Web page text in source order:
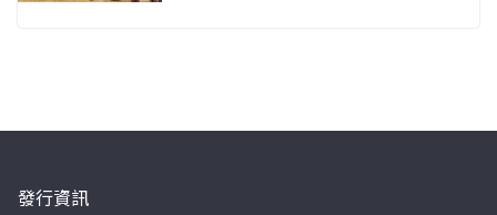
發行資訊